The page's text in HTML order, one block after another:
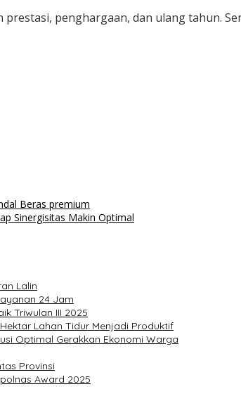
penghargaan, dan ulang tahun.
Beras premium
Sinergisitas Makin Optimal
Lalin
24 Jam
Triwulan III 2025
Lahan Tidur Menjadi Produktif
Optimal Gerakkan Ekonomi Warga
Provinsi
Award 2025